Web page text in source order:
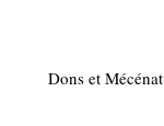
Dons et Mécénat